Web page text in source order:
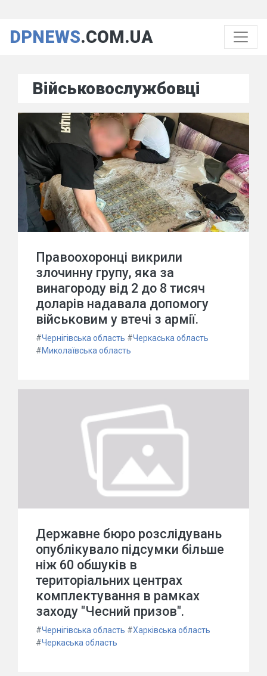
DPNEWS.COM.UA
Військовослужбовці
Правоохоронці викрили
злочинну групу, яка за
винагороду від 2 до 8 тисяч
доларів надавала допомогу
військовим у втечі з армії.
#Чернігівська область #Черкаська область
#Миколаївська область
Державне бюро розслідувань
опублікувало підсумки більше
ніж 60 обшуків в
територіальних центрах
комплектування в рамках
заходу "Чесний призов".
#Чернігівська область #Харківська область
#Черкаська область